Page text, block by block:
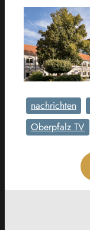
nachrichten
Oberpfalz TV